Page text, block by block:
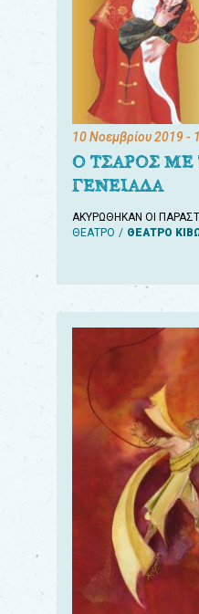
10 Νοεμβρίου 2019-
Ο ΤΣΑΡΟΣ ΜΕ
ΓΕΝΕΙΑΔΑ
ΑΚΥΡΩΘΗΚΑΝ ΟΙ
ΘΕΑΤΡΟ
ΘΕΑΤΡΟ